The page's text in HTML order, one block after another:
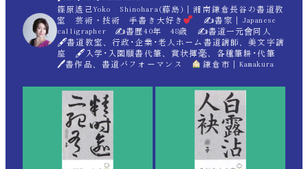
篠原遙己Yoko Shinohara(藤島)｜湘南鎌倉長谷の書道教
室 芸術・技術 手書き大好き
✍書家｜Japanese
calligrapher ✍書歴40年 48歳 ✍書道一元會同人
🖋書道教室、行政･企業･老人ホーム書道講師、美文字講
座 🖋入学･入園願書代筆、賞状揮毫、各種筆耕･代筆
🖊書作品、書道パフォーマンス
鎌倉市｜Kamakura